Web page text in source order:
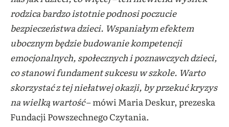
rodzica bardzo istotnie podnosi poczucie
bezpieczeństwa dzieci. Wspaniałym efektem
ubocznym będzie budowanie kompetencji
emocjonalnych, społecznych i poznawczych dzieci,
co stanowi fundament sukcesu w szkole. Warto
skorzystać z tej niełatwej okazji, by przekuć kryzys
na wielką wartość– mówi Maria Deskur, prezeska
Fundacji Powszechnego Czytania.